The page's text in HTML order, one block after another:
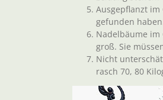
Ausgepflanzt
gefunden
Nadelbäume
groß. Sie
Nicht
rasch 70, 80